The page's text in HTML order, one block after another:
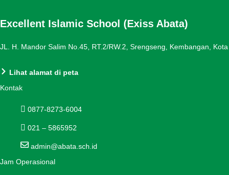
Excellent Islamic School (Exiss Abata)
JL. H. Mandor Salim No.45, RT.2/RW.2, Srengseng, Kembangan,
Lihat alamat di peta
Kontak
0877-8273-6004
021 – 5865952
admin@abata.sch.id
Jam Operasional